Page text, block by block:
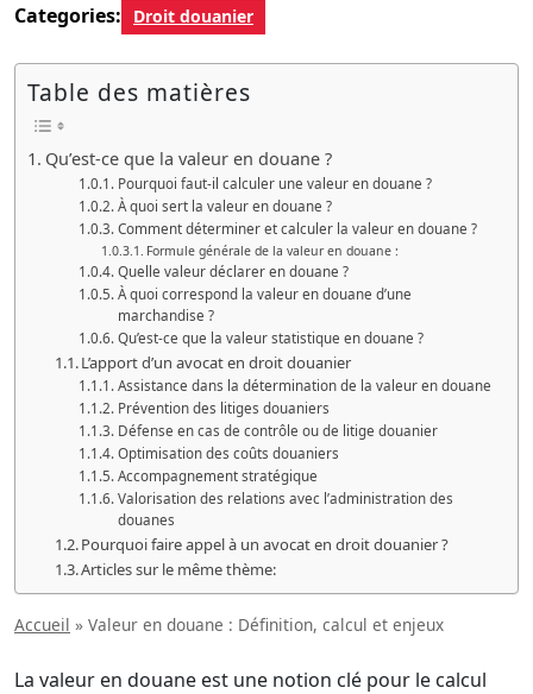
Categories: Droit douanier
Table des matières
Qu’est-ce que la valeur en douane ?
Pourquoi faut-il calculer une valeur en douane ?
À quoi sert la valeur en douane ?
Comment déterminer et calculer la valeur en douane ?
Formule générale de la valeur en douane :
Quelle valeur déclarer en douane ?
À quoi correspond la valeur en douane d’une
marchandise ?
Qu’est-ce que la valeur statistique en douane ?
L’apport d’un avocat en droit douanier
Assistance dans la détermination de la valeur en douane
Prévention des litiges douaniers
Défense en cas de contrôle ou de litige douanier
Optimisation des coûts douaniers
Accompagnement stratégique
Valorisation des relations avec l’administration des
douanes
Pourquoi faire appel à un avocat en droit douanier ?
Articles sur le même thème:
Accueil » Valeur en douane : Définition, calcul et enjeux
La valeur en douane est une notion clé pour le calcul